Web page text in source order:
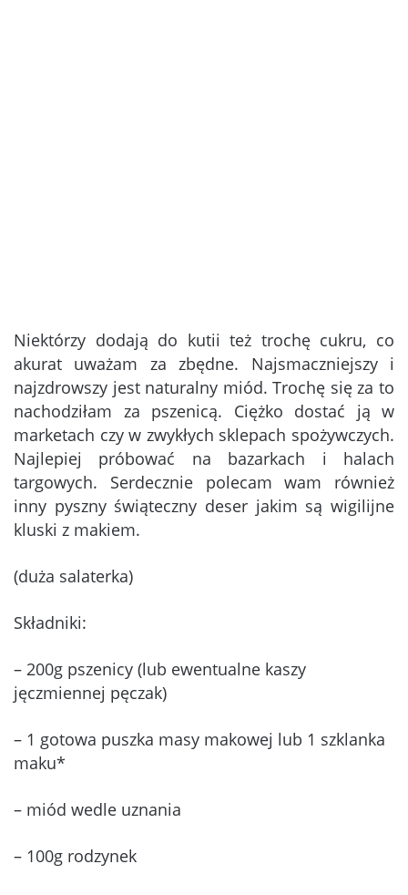
Niektórzy dodają do kutii też trochę cukru, co
akurat uważam za zbędne. Najsmaczniejszy i
najzdrowszy jest naturalny miód. Trochę się za to
nachodziłam za pszenicą. Ciężko dostać ją w
marketach czy w zwykłych sklepach spożywczych.
Najlepiej próbować na bazarkach i halach
targowych. Serdecznie polecam wam również
inny pyszny świąteczny deser jakim są wigilijne
kluski z makiem.
(duża salaterka)
Składniki:
– 200g pszenicy (lub ewentualne kaszy
jęczmiennej pęczak)
– 1 gotowa puszka masy makowej lub 1 szklanka
maku*
– miód wedle uznania
– 100g rodzynek